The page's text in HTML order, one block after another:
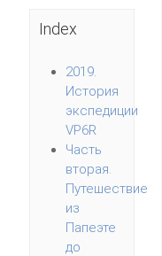
Index
2019.
История
экспедиции
VP6R
Часть
вторая.
Путешествие
из
Папеэте
до